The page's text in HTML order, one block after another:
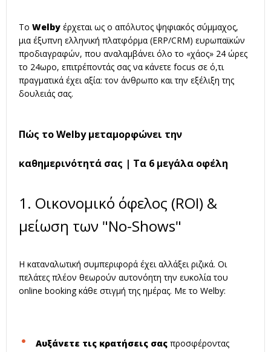
Το Welby έρχεται ως ο απόλυτος ψηφιακός σύμμαχος,
μια έξυπνη ελληνική πλατφόρμα (ERP/CRM) ευρωπαϊκών
προδιαγραφών, που αναλαμβάνει όλο το «χάος» 24 ώρες
το 24ωρο, επιτρέποντάς σας να κάνετε focus σε ό,τι
πραγματικά έχει αξία: τον άνθρωπο και την εξέλιξη της
δουλειάς σας.
Πώς το Welby μεταμορφώνει την
καθημερινότητά σας | Τα 6 μεγάλα οφέλη
1. Οικονομικό όφελος (ROI) &
μείωση των "No-Shows"
Η καταναλωτική συμπεριφορά έχει αλλάξει ριζικά. Οι
πελάτες πλέον θεωρούν αυτονόητη την ευκολία του
online booking κάθε στιγμή της ημέρας. Με το Welby:
Αυξάνετε τις κρατήσεις σας προσφέροντας